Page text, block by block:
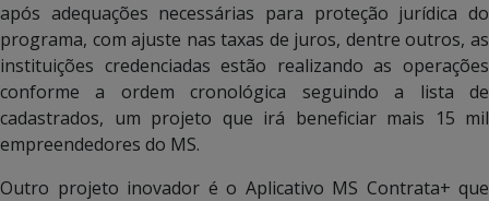
após adequações necessárias para proteção jurídica do
programa, com ajuste nas taxas de juros, dentre outros, as
instituições credenciadas estão realizando as operações
conforme a ordem cronológica seguindo a lista de
cadastrados, um projeto que irá beneficiar mais 15 mil
empreendedores do MS.
Outro projeto inovador é o Aplicativo MS Contrata+ que